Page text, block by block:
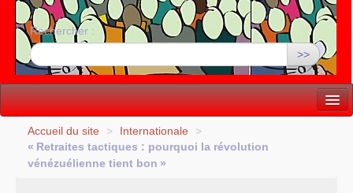
Rechercher :
>>
Vie politique
Lutter, Unir...
Accueil du site > Internationale
>
« Retraites tactiques : pourquoi la révolution
vénézuélienne tient bon »